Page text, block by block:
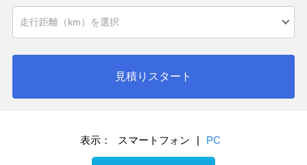
見積りスタート
表示： スマートフォン | PC